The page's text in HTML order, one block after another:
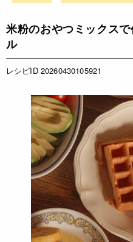
米粉のおやつミックス
ル
レシピID 20260430105921